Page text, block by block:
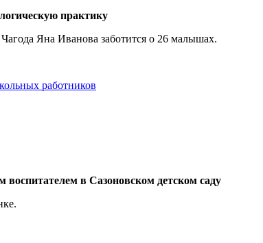
практику
Яна Иванова заботится о 26 малышах.
работников
в Сазоновском детском саду